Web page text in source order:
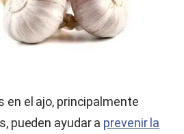
en el ajo, principalmente
pueden ayudar a prevenir la